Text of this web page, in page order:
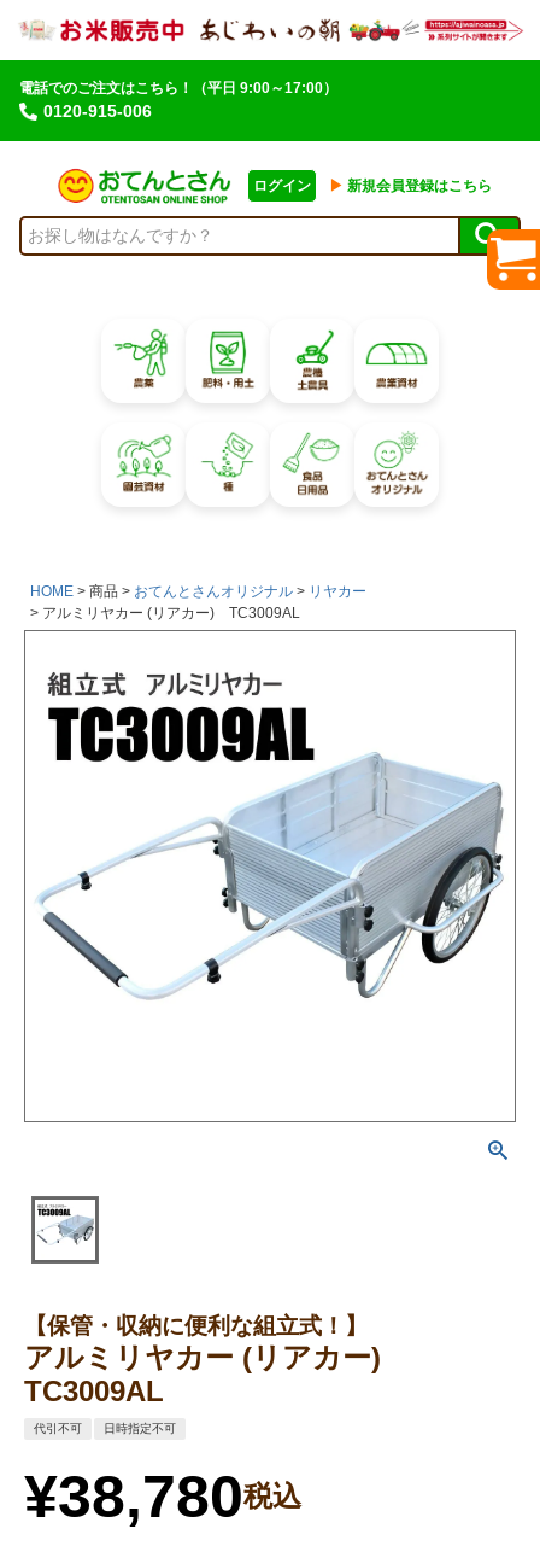
電話でのご注文はこちら！
0120-915-006
（平日 9:00～17:00）
ログイン ▶︎ 新規会員登録はこちら
HOME 商品 おてんとさんオリジナル
リヤカー
アルミリヤカー (リアカー) TC3009AL
【保管・収納に便利な組立式！】
アルミリヤカー (リアカー)
TC3009AL
代引不可 日時指定不可
¥38,780税込